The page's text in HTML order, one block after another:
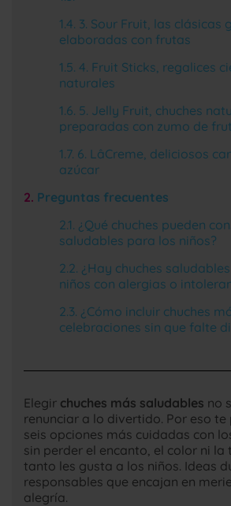
3. Sour Fruit, las clásicas
elaboradas con frutas
4. Fruit Sticks, regalices
naturales
5. Jelly Fruit, chuches
preparadas con zumo de
6. LâCreme, deliciosos
azúcar
Preguntas frecuentes
¿Qué chuches pueden
saludables para los niños?
¿Hay chuches
niños con alergias o
¿Cómo incluir chuches
celebraciones sin que falte
Elegir chuches más saludables no
renunciar a lo divertido. Por eso
seis opciones más cuidadas con
sin perder el encanto, el color ni la
tanto les gusta a los niños. Ideas
responsables que encajan en
alegría.